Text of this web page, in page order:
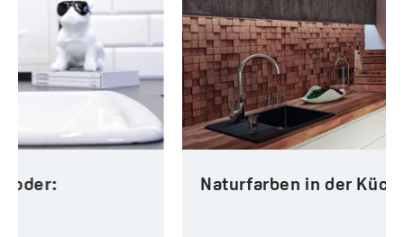
Naturfarben in der Küche